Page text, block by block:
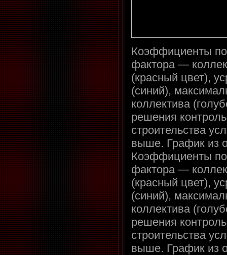
Коэффициенты
фактора —
(красный цвет),
(синий),
коллектива
решения
строительства
выше. График из
Коэффициенты
фактора —
(красный цвет),
(синий),
коллектива
решения
строительства
выше. График из